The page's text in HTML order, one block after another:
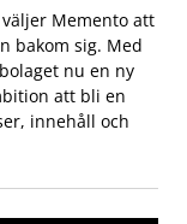
Memento att
bakom sig. Med
nu en ny
att bli en
innehåll och